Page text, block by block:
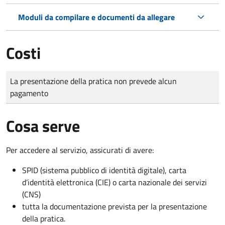
Moduli da compilare e documenti da allegare
Costi
Tipo di pagamento
Importo
La presentazione della pratica non prevede alcun
pagamento
Cosa serve
Per accedere al servizio, assicurati di avere:
SPID (sistema pubblico di identità digitale), carta
d’identità elettronica (CIE) o carta nazionale dei servizi
(CNS)
tutta la documentazione prevista per la presentazione
della pratica.